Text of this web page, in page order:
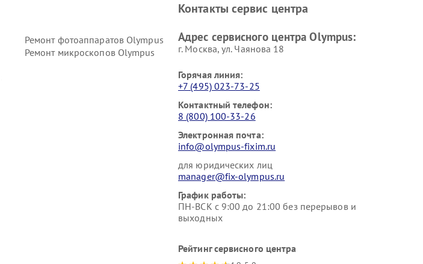
Ремонт фотоаппаратов Olympus
Ремонт микроскопов Olympus
Контакты сервис центра
Адрес сервисного центра Olympus:
г. Москва, ул. Чаянова 18
Горячая линия:
+7 (495) 023-73-25
Контактный телефон:
8 (800) 100-33-26
Электронная почта:
info@olympus-fixim.ru
для юридических лиц
manager@fix-olympus.ru
График работы:
ПН-ВСК с 9:00 до 21:00 без перерывов и
выходных
Рейтинг сервисного центра